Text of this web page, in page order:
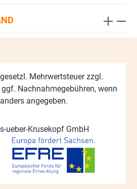
Mehrwertsteuer zzgl.
Nachnahmegebühren, wenn
angegeben.
ueber-Krusekopf GmbH